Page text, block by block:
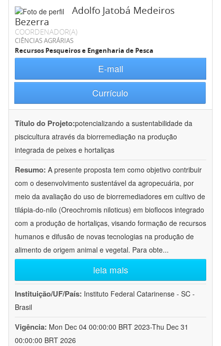
Adolfo Jatobá Medeiros
Bezerra
COORDENADOR(A)
CIÊNCIAS AGRÁRIAS
Recursos Pesqueiros e Engenharia de Pesca
E-mail
Currículo
Título do Projeto:potencializando a sustentabilidade da
piscicultura através da biorremediação na produção
integrada de peixes e hortaliças
Resumo: A presente proposta tem como objetivo contribuir
com o desenvolvimento sustentável da agropecuária, por
meio da avaliação do uso de biorremediadores em cultivo de
tilápia-do-nilo (Oreochromis niloticus) em bioflocos integrado
com a produção de hortaliças, visando formação de recursos
humanos e difusão de novas tecnologias na produção de
alimento de origem animal e vegetal. Para obte...
leia mais
Instituição/UF/País: Instituto Federal Catarinense - SC -
Brasil
Vigência: Mon Dec 04 00:00:00 BRT 2023-Thu Dec 31
00:00:00 BRT 2026